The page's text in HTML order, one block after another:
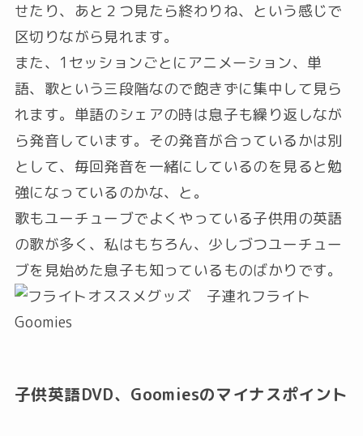
せたり、あと２つ見たら終わりね、という感じで
区切りながら見れます。
また、1セッションごとにアニメーション、単
語、歌という三段階なので飽きずに集中して見ら
れます。単語のシェアの時は息子も繰り返しなが
ら発音しています。その発音が合っているかは別
として、毎回発音を一緒にしているのを見ると勉
強になっているのかな、と。
歌もユーチューブでよくやっている子供用の英語
の歌が多く、私はもちろん、少しづつユーチュー
ブを見始めた息子も知っているものばかりです。
子供英語DVD、Goomiesのマイナスポイント